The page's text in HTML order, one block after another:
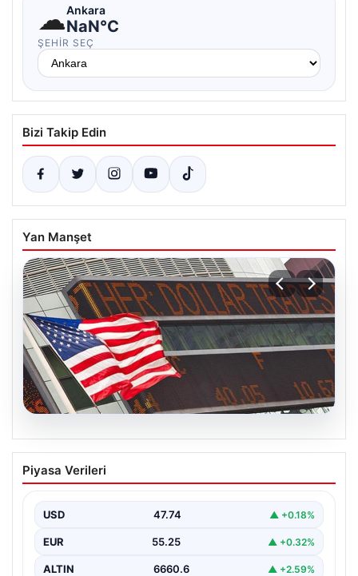
☁Ankara
NaN°C
ŞEHIR SEÇ
Bizi Takip Edin
Yan Manşet
05.08.2026
FED faiz kararı ne zaman açıklanacak?
Nisan ayı faiz beklentisi belli oldu
Piyasa Verileri
USD 47.74 ▲ +0.18%
EUR 55.25 ▲ +0.32%
ALTIN 6660.6 ▲ +2.59%